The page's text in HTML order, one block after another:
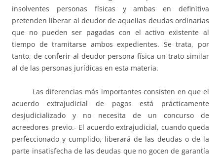
insolventes personas físicas y ambas en definitiva
pretenden liberar al deudor de aquellas deudas ordinarias
que no pueden ser pagadas con el activo existente al
tiempo de tramitarse ambos expedientes. Se trata, por
tanto, de conferir al deudor persona física un trato similar
al de las personas jurídicas en esta materia.
Las diferencias más importantes consisten en que el
acuerdo extrajudicial de pagos está prácticamente
desjudicializado y no necesita de un concurso de
acreedores previo.- El acuerdo extrajudicial, cuando queda
perfeccionado y cumplido, liberará de las deudas o de la
parte insatisfecha de las deudas que no gocen de garantía